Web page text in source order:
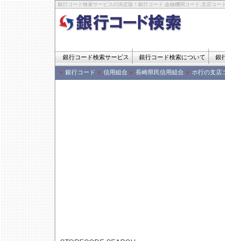
銀行コード検索サービスの決定版！銀行コード,金融機関コード,支店コー
銀行コード検索サービス 銀行コード検索について 銀
銀行コード 信用組合 長崎県民信用組合 ホ行の支店